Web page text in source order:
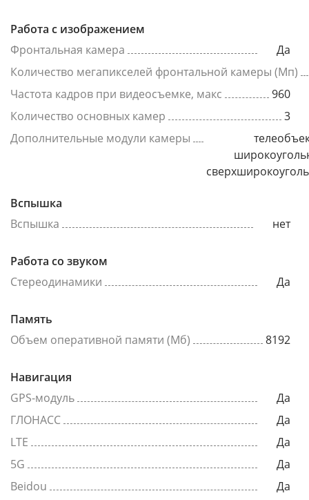
Работа с изображением
Фронтальная камера
Да
Количество мегапикселей фронтальной камеры (Мп)
Частота кадров при видеосъемке, макс
960
Количество основных камер
3
Дополнительные модули камеры
Вспышка
Вспышка
нет
Работа со звуком
Стереодинамики
Да
Память
Объем оперативной памяти (Мб)
8192
Навигация
GPS-модуль
Да
ГЛОНАСС
Да
LTE
Да
5G
Да
Beidou
Да